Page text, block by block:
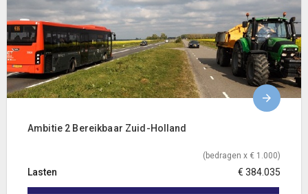
Ambitie 2 Bereikbaar Zuid-Holland
(bedragen x € 1.000)
Lasten € 384.035